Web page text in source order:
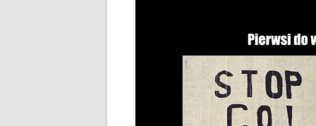
KIEDY, ZA CO, ILE TO
ZAKAZ PALENIA W
GDZIE JEST, GDZIE
ŻYĆ?
W